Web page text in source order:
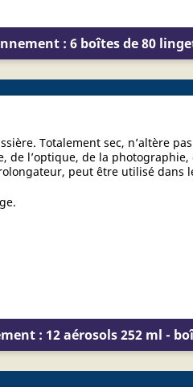
: 6 boîtes de 80
Totalement sec, n’altère
de l’optique, de la photographie,
peut être utilisé dans
: 12 aérosols 252 ml -